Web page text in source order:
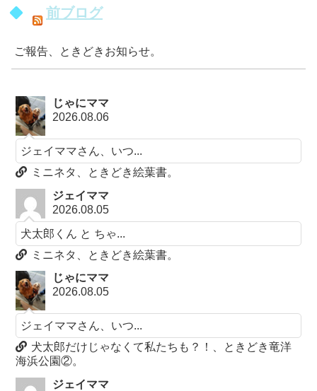
前ブログ
ご報告、ときどきお知らせ。
じゃにママ
2026.08.06
ジェイママさん、いつ...
ミニネタ、ときどき絵葉書。
ジェイママ
2026.08.05
犬太郎くん と ちゃ...
ミニネタ、ときどき絵葉書。
じゃにママ
2026.08.05
ジェイママさん、いつ...
犬太郎だけじゃなくて私たちも？！、ときどき竜洋
海浜公園②。
ジェイママ